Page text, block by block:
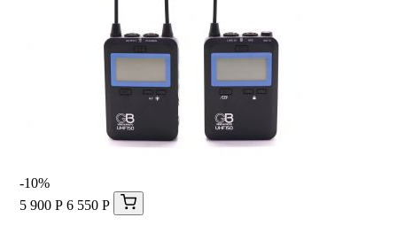
-10%
5 900 Р 6 550 Р